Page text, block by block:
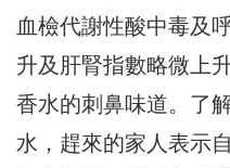
血檢代謝性酸中毒及
升及肝腎指數略微上
香水的刺鼻味道。了
水，趕來的家人表示